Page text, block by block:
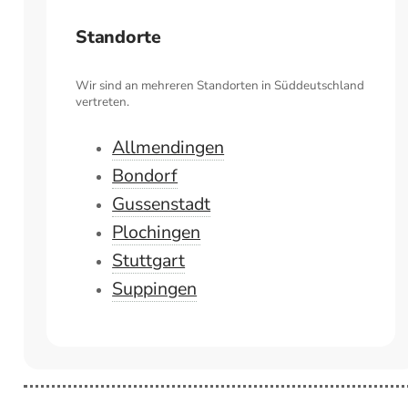
Standorte
Wir sind an mehreren Standorten in Süddeutschland
vertreten.
Allmendingen
Bondorf
Gussenstadt
Plochingen
Stuttgart
Suppingen